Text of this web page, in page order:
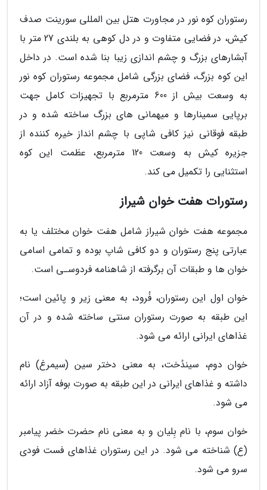
رستوران کوه نور در مجاورت هتل بین المللی سورینت صدف
کیش، در فضایی متفاوت و در دل کوهی به بلندی 27 متر با
آبشارهای بزرگ و چشم اندازی زیبا بنا شده است. در داخل
این کوه بزرگ، فضای بزرگی شامل مجموعه رستوران کوه نور
به وسعت بیش از 600 مترمربع با تجهیزات کامل جهت
برپایی سمینارها و میهمانی های بزرگ ساخته شده و در
طبقه فوقانی نیز کافی شاپی با چشم انداز خیره کننده از
جزیره کیش به وسعت 120 مترمربع، عظمت این کوه
استثنایی را تکمیل می کند.
رستورات هفت خوان شیراز
مجموعه هفت خوان شیراز شامل هفت خوان مختلف یا به
عبارتی پنج رستوران و دو کافی شاپ بوده و تمامی اسامی
خوان ها و طبقات آن برگرفته از شاهنامه فردوسـی است.
خوان اول این رستوران، فُرود، به معنی زیر و پائین است؛
این طبقه به صورت رستوران سنتی ساخته شده و در آن
غذاهای ایرانی ارائه می شود.
خوان دوم، سیندُخت، به معنی دختر سین (سیمرغ) نام
داشته و غذاهای ایرانی در این طبقه به صورت بوفه آزاد ارائه
می شود.
خوان سوم، با نام بِلیان و به معنی نام حضرت خضر پیامبر
(ع) شناخته می شود. در این رستوران غذاهای فست فودی
سرو می شود.